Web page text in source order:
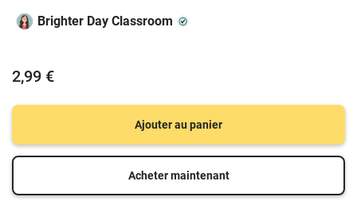
Brighter Day Classroom
2,99 €
Ajouter au panier
Acheter maintenant